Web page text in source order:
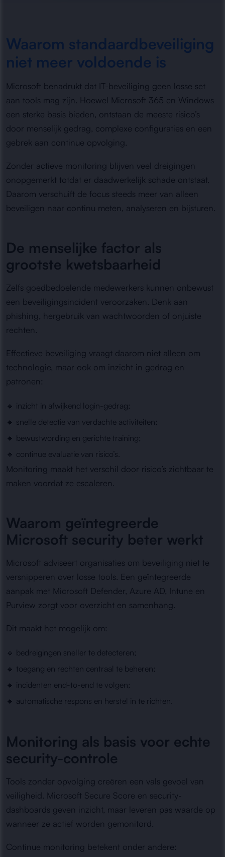
Waarom standaardbeveiliging
niet meer voldoende is
Microsoft benadrukt dat IT-beveiliging geen losse set
aan tools mag zijn. Hoewel Microsoft 365 en Windows
een sterke basis bieden, ontstaan de meeste risico’s
door menselijk gedrag, complexe configuraties en een
gebrek aan continue opvolging.
Zonder actieve monitoring blijven veel dreigingen
onopgemerkt totdat er daadwerkelijk schade ontstaat.
Daarom verschuift de focus steeds meer van alleen
beveiligen naar continu meten, analyseren en bijsturen.
De menselijke factor als
grootste kwetsbaarheid
Zelfs goedbedoelende medewerkers kunnen onbewust
een beveiligingsincident veroorzaken. Denk aan
phishing, hergebruik van wachtwoorden of onjuiste
rechten.
Effectieve beveiliging vraagt daarom niet alleen om
technologie, maar ook om inzicht in gedrag en
patronen:
🔹 inzicht in afwijkend login-gedrag;
🔹 snelle detectie van verdachte activiteiten;
🔹 bewustwording en gerichte training;
🔹 continue evaluatie van risico’s.
Monitoring maakt het verschil door risico’s zichtbaar te
maken voordat ze escaleren.
Waarom geïntegreerde
Microsoft security beter werkt
Microsoft adviseert organisaties om beveiliging niet te
versnipperen over losse tools. Een geïntegreerde
aanpak met Microsoft Defender, Azure AD, Intune en
Purview zorgt voor overzicht en samenhang.
Dit maakt het mogelijk om:
🔹 bedreigingen sneller te detecteren;
🔹 toegang en rechten centraal te beheren;
🔹 incidenten end-to-end te volgen;
🔹 automatische respons en herstel in te richten.
Monitoring als basis voor echte
security-controle
Tools zonder opvolging creëren een vals gevoel van
veiligheid. Microsoft Secure Score en security-
dashboards geven inzicht, maar leveren pas waarde op
wanneer ze actief worden gemonitord.
Continue monitoring betekent onder andere: